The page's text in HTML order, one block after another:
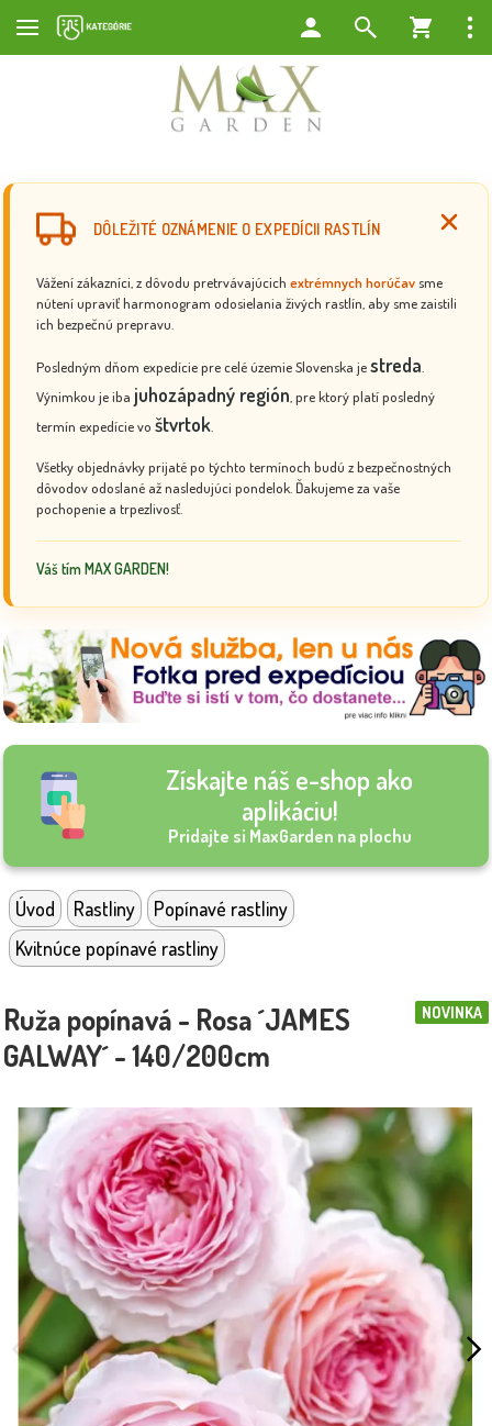
DÔLEŽITÉ OZNÁMENIE O EXPEDÍCII RASTLÍN
Vážení zákazníci, z dôvodu pretrvávajúcich extrémnych horúčav sme
nútení upraviť harmonogram odosielania živých rastlín, aby sme zaistili
ich bezpečnú prepravu.
Posledným dňom expedície pre celé územie Slovenska jestreda
Výnimkou je iba juhozápadný región , pre ktorý platí posledný
termín expedície vo štvrtok
Všetky objednávky prijaté po týchto termínoch budú z bezpečnostných
dôvodov odoslané až nasledujúci pondelok. Ďakujeme za vaše
pochopenie a trpezlivosť.
Váš tím MAX GARDEN!
Získajte náš e-shop ako
aplikáciu!
Pridajte si MaxGarden na plochu
Úvod Rastliny
Popínavé rastliny
Kvitnúce popínavé rastliny
NOVINKA
Ruža popínavá - Rosa ´JAMES
GALWAY´ - 140/200cm